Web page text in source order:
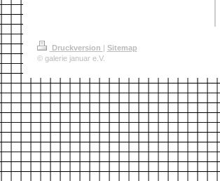
Druckversion | Sitemap
© galerie januar e.V.